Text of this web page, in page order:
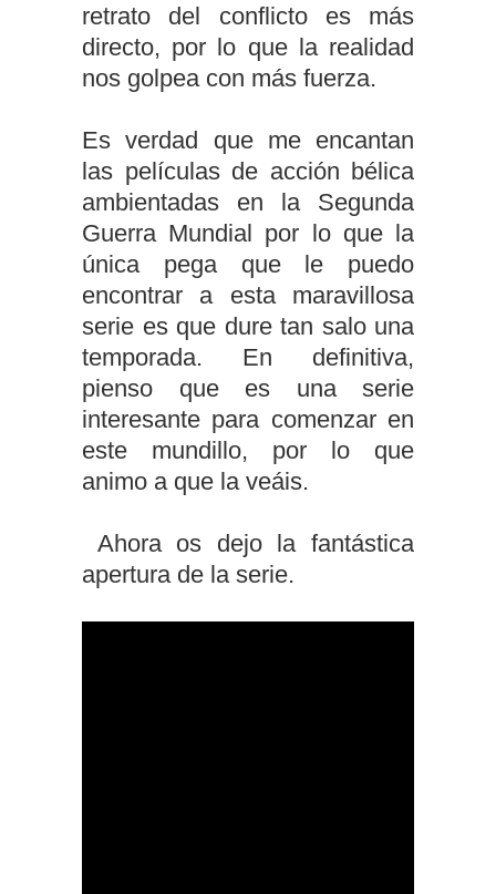
retrato del conflicto es más
directo, por lo que la realidad
nos golpea con más fuerza.
Es verdad que me encantan
las películas de acción bélica
ambientadas en la Segunda
Guerra Mundial por lo que la
única pega que le puedo
encontrar a esta maravillosa
serie es que dure tan salo una
temporada. En definitiva,
pienso que es una serie
interesante para comenzar en
este mundillo, por lo que
animo a que la veáis.
Ahora os dejo la fantástica
apertura de la serie.